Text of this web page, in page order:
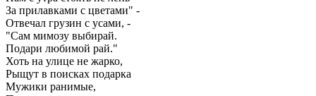
За прилавками с цветами" -
Отвечал грузин с усами, -
"Сам мимозу выбирай.
Подари любимой рай."
Хоть на улице не жарко,
Рыщут в поисках подарка
Мужики ранимые,